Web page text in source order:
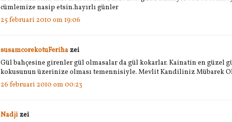
cümlemize nasip etsin.hayırlı günler
25 februari 2010 om 19:06
susamcorekotuFeriha zei
Gül bahçesine girenler gül olmasalar da gül kokarlar. Kainatin en güzel
kokusunun üzerinize olması temennisiyle. Mevlit Kandiliniz Mübarek
26 februari 2010 om 00:23
Nadji zei